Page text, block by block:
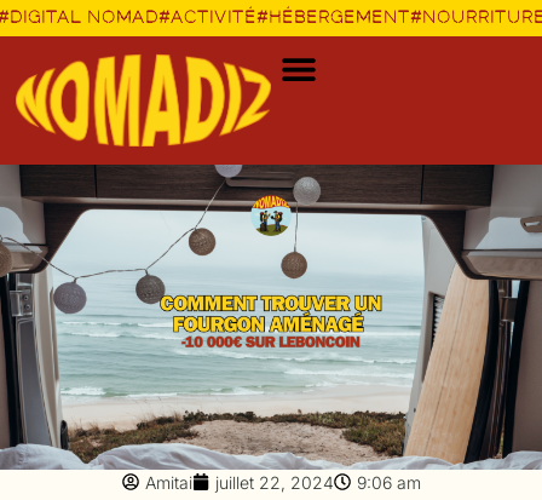
NOMAD#ACTIVITÉ#HÉBERGEMENT
Amitai juillet 22, 2024 9:06 am